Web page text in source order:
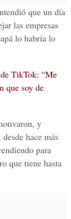
que un día
las empresas
lo habría lo
TikTok: “Me
que soy de
y
hace más
para
que tiene hasta